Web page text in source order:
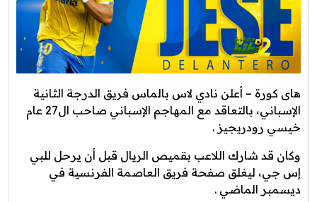
هاى كورة – أعلن نادي لاس بالماس فريق الدرجة الثانية
الإسباني، بالتعاقد مع المهاجم الإسباني صاحب ال27 عام
خيسي رودريجيز .
وكان قد شارك اللاعب بقميص الريال قبل أن يرحل للبي
إس جي، ليغلق صفحة فريق العاصمة الفرنسية في
ديسمبر الماضي .